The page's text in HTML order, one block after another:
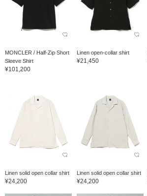
MONCLER / Half-Zip Short
Sleeve Shirt
¥101,200
Linen open-collar shirt
¥21,450
Linen solid open collar shirt
¥24,200
Linen solid open collar shirt
¥24,200